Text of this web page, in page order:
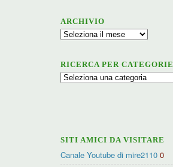
ARCHIVIO
Archivio
RICERCA PER CATEGORIE
Ricerca
SITI AMICI DA VISITARE
Canale Youtube di mire2110 0